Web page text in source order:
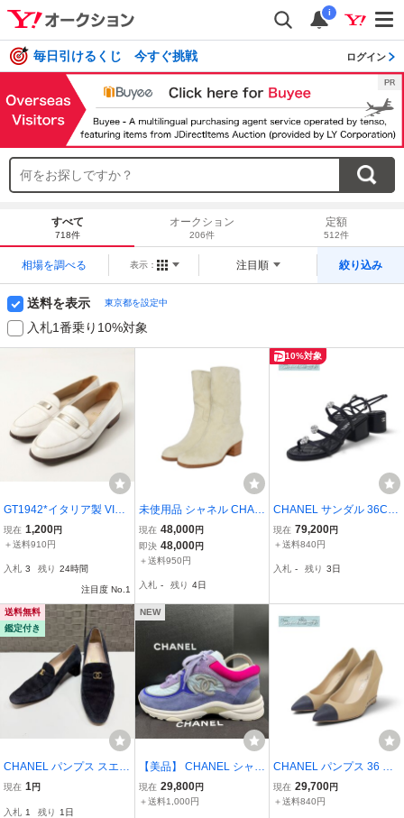
i
毎日引けるくじ 今すぐ挑戦 ログイン
すべて
718件
オークション
206件
定額
512件
相場を調べる 表示： 注目順 絞り込み
送料を表示 東京都を設定中
入札1番乗り10%対象
GT1942*イタリア製 VINT
AGE CHANEL シャネル 3
6(23cm相当) レザーロー
ン メタルロゴ 靴 ホワイ
現在 1,200円
＋送料910円
入札 3 残り 24時間
注目度 No.1
未使用品 シャネル CHAN
EL ロングブーツ スエー
ド ココマーク 36 アイボ
リー G27305X02868 ☆A
現在 48,000円
即決 48,000円
＋送料950円
入札 - 残り 4日
10%対象
CHANEL サンダル 36C
ブラック レザー フラワー
モチーフ ココマーク パー
6965 国内購入
現在 79,200円
＋送料840円
入札 - 残り 3日
送料無料
鑑定付き
CHANEL パンプス スエー
ド シャネル ココマーク
現在 1円
入札 1 残り 1日
NEW
【美品】 CHANEL シャネ
ル 【女王の貫禄】 ココマ
ーク スエード ファブリッ
現在 29,800円
＋送料1,000円
CHANEL パンプス 36 マ
ロン/ブラック レザー チ
ェーン CCマーク G29528
現在 29,700円
＋送料840円